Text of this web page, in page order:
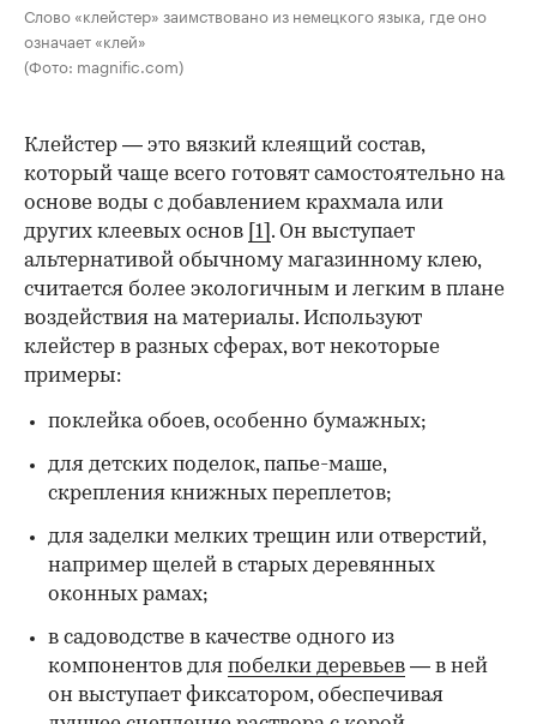
Слово «клейстер» заимствовано из немецкого языка, где оно
означает «клей»
(Фото: magnific.com)
00:00 / 00:00
Клейстер — это вязкий клеящий состав,
который чаще всего готовят самостоятельно на
основе воды с добавлением крахмала или
других клеевых основ [1] . Он выступает
альтернативой обычному магазинному клею,
считается более экологичным и легким в плане
воздействия на материалы. Используют
клейстер в разных сферах, вот некоторые
примеры:
поклейка обоев, особенно бумажных;
для детских поделок, папье-маше,
скрепления книжных переплетов;
для заделки мелких трещин или отверстий,
например щелей в старых деревянных
оконных рамах;
в садоводстве в качестве одного из
компонентов для побелки деревьев — в ней
он выступает фиксатором, обеспечивая